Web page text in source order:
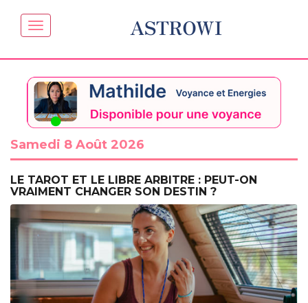
ASTROWI
Samedi 8 Août 2026
LE TAROT ET LE LIBRE ARBITRE : PEUT-ON
VRAIMENT CHANGER SON DESTIN ?